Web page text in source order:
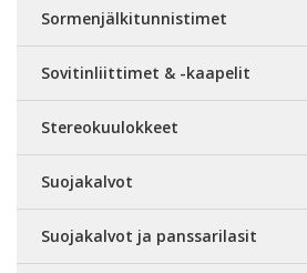
Sormenjälkitunnistimet
Sovitinliittimet & -kaapelit
Stereokuulokkeet
Suojakalvot
Suojakalvot ja panssarilasit